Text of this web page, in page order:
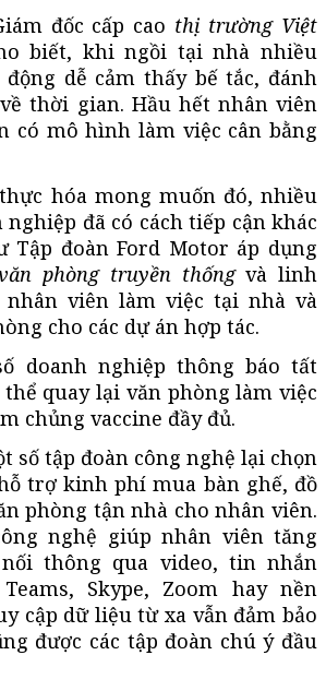
đốc cấp cao thị trường Việt
biết, khi ngồi tại nhà nhiều
dễ cảm thấy bế tắc, đánh
thời gian. Hầu hết nhân viên
có mô hình làm việc cân bằng
hóa mong muốn đó, nhiều
đã có cách tiếp cận khác
Tập đoàn Ford Motor áp dụng
phòng truyền thốngvà linh
nhân viên làm việc tại nhà và
cho các dự án hợp tác.
doanh nghiệp thông báo tất
quay lại văn phòng làm việc
chủng vaccine đầy đủ.
số tập đoàn công nghệ lại chọn
trợ kinh phí mua bàn ghế, đồ
phòng tận nhà cho nhân viên.
nghệ giúp nhân viên tăng
thông qua video, tin nhắn
Skype, Zoom hay nền
cập dữ liệu từ xa vẫn đảm bảo
được các tập đoàn chú ý đầu